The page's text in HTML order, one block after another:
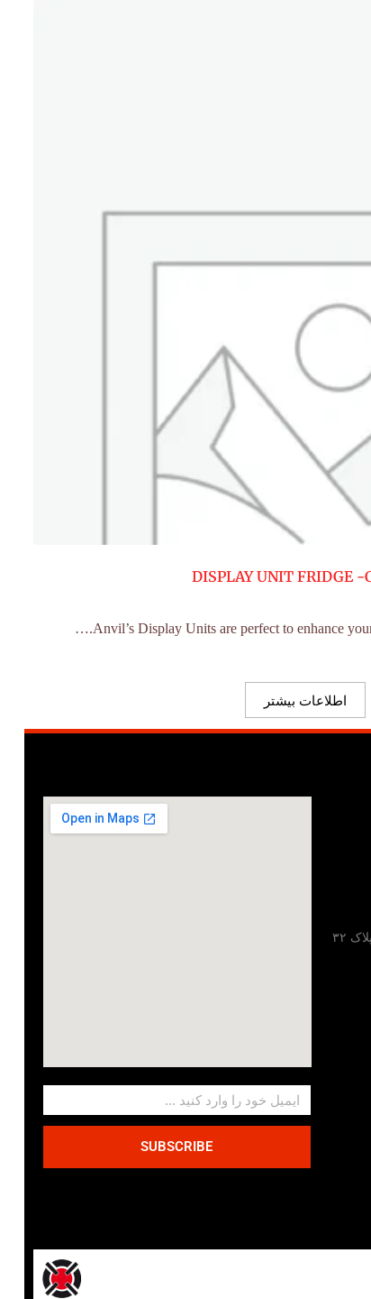
DISPLAY UNIT FRIDGE -
اطلاعات بیشتر
تهران، خیابان مطهری، خیابان فجر، پلاک ۳۲
SUBSCRIBE